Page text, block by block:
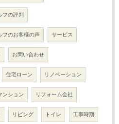
フの評判
フのお客様の声 サービス
お問い合わせ
住宅ローン リノベーション
ンション リフォーム会社
リビング トイレ 工事時期